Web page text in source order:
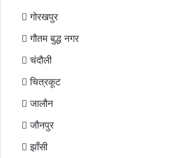
गोरखपुर
गौतम बुद्ध नगर
चंदौली
चित्रकूट
जालौन
जौनपुर
झाँसी